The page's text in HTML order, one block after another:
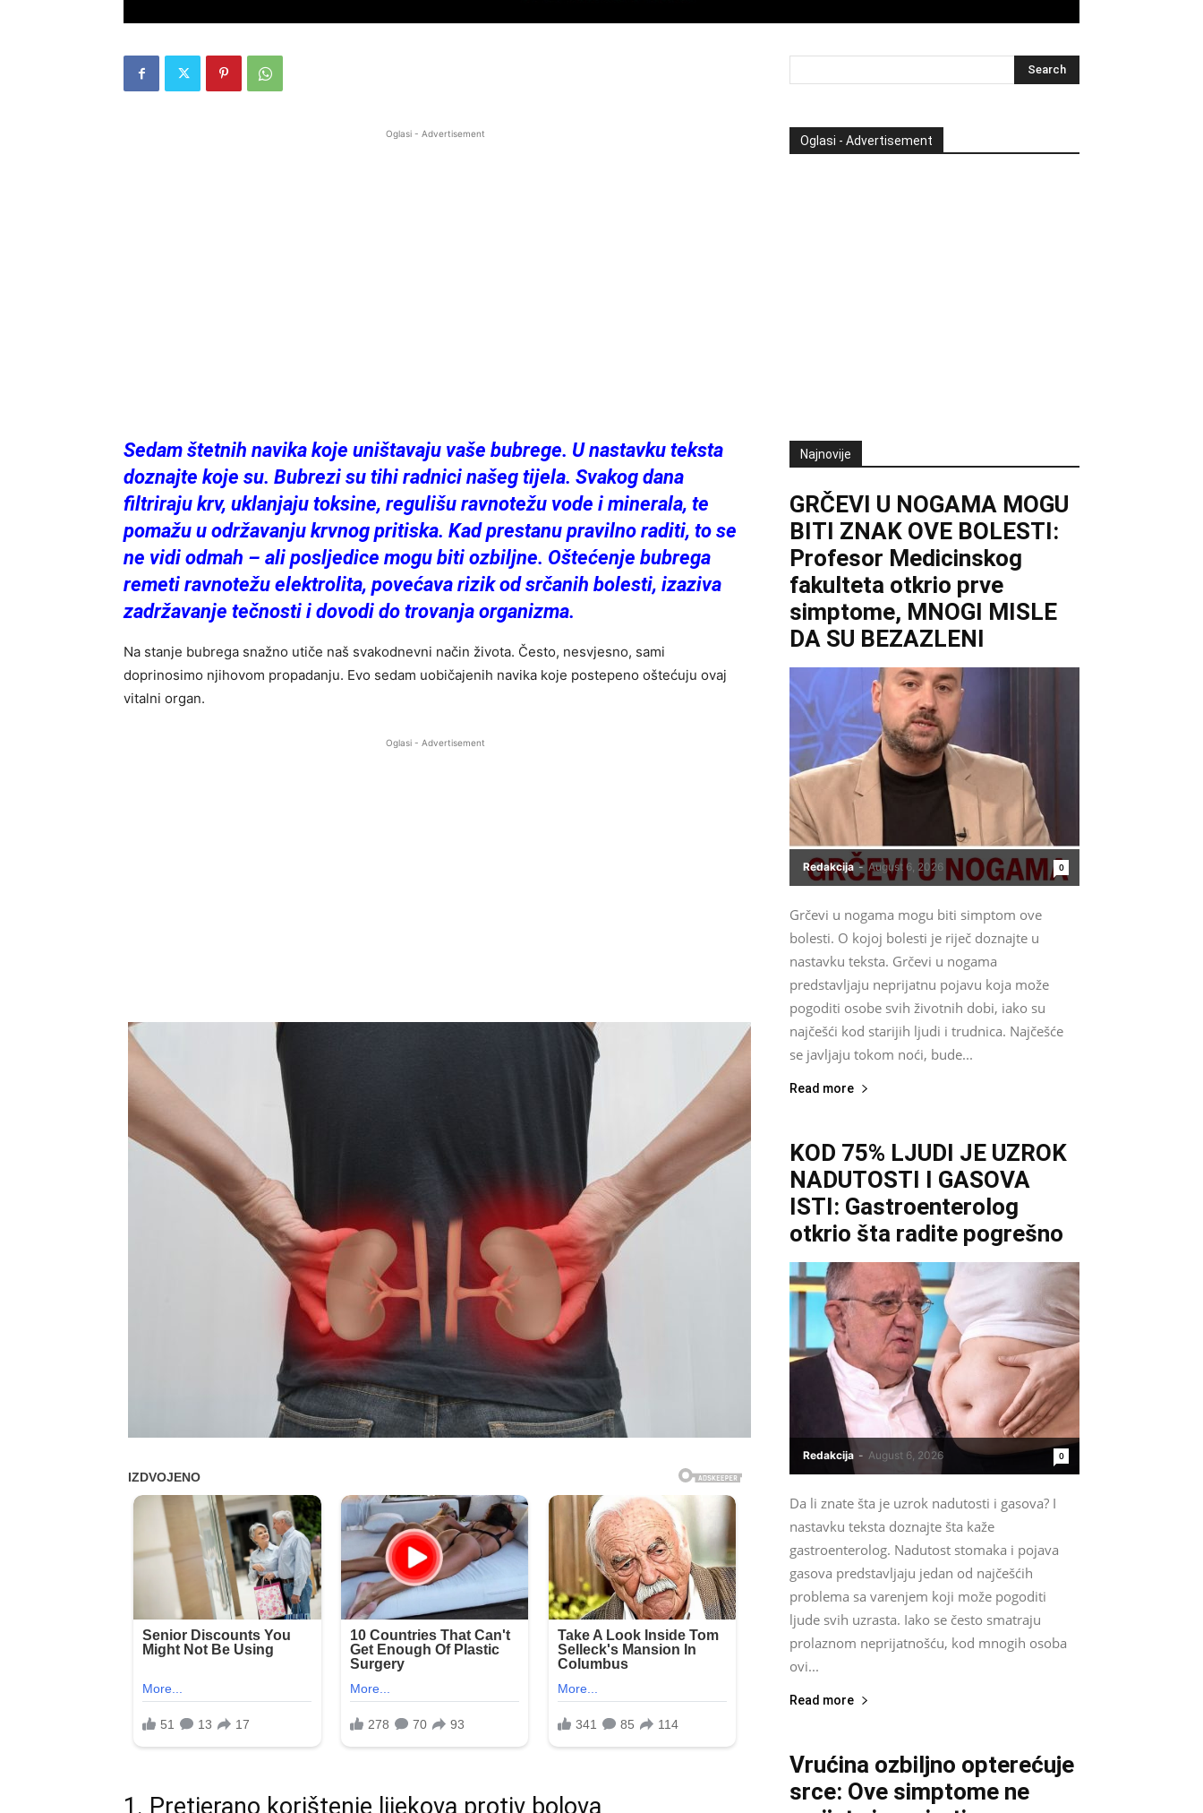
Oglasi - Advertisement
Sedam štetnih navika koje uništavaju vaše bubrege. U nastavku teksta
doznajte koje su. Bubrezi su tihi radnici našeg tijela. Svakog dana
filtriraju krv, uklanjaju toksine, regulišu ravnotežu vode i minerala, te
pomažu u održavanju krvnog pritiska. Kad prestanu pravilno raditi, to se
ne vidi odmah – ali posljedice mogu biti ozbiljne. Oštećenje bubrega
remeti ravnotežu elektrolita, povećava rizik od srčanih bolesti, izaziva
zadržavanje tečnosti i dovodi do trovanja organizma.
Na stanje bubrega snažno utiče naš svakodnevni način života. Često, nesvjesno, sami
doprinosimo njihovom propadanju. Evo sedam uobičajenih navika koje postepeno oštećuju ovaj
vitalni organ.
Oglasi - Advertisement
1. Pretjerano korištenje lijekova protiv bolova
Oglasi - Advertisement
Najnovije
GRČEVI U NOGAMA MOGU
BITI ZNAK OVE BOLESTI:
Profesor Medicinskog
fakulteta otkrio prve
simptome, MNOGI MISLE
DA SU BEZAZLENI
Redakcija - August 6, 2026 0
Grčevi u nogama mogu biti simptom ove
bolesti. O kojoj bolesti je riječ doznajte u
nastavku teksta. Grčevi u nogama
predstavljaju neprijatnu pojavu koja može
pogoditi osobe svih životnih dobi, iako su
najčešći kod starijih ljudi i trudnica. Najčešće
se javljaju tokom noći, bude...
Read more
KOD 75% LJUDI JE UZROK
NADUTOSTI I GASOVA
ISTI: Gastroenterolog
otkrio šta radite pogrešno
Redakcija - August 6, 2026 0
Da li znate šta je uzrok nadutosti i gasova? I
nastavku teksta doznajte šta kaže
gastroenterolog. Nadutost stomaka i pojava
gasova predstavljaju jedan od najčešćih
problema sa varenjem koji može pogoditi
ljude svih uzrasta. Iako se često smatraju
prolaznom neprijatnošću, kod mnogih osoba
ovi...
Read more
Vrućina ozbiljno opterećuje
srce: Ove simptome ne